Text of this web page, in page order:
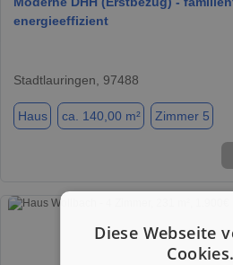
energieeffizient
Stadtlauringen, 97488
Haus ca. 140,00 m² Zimmer 5
Diese Webseite
Cookies.